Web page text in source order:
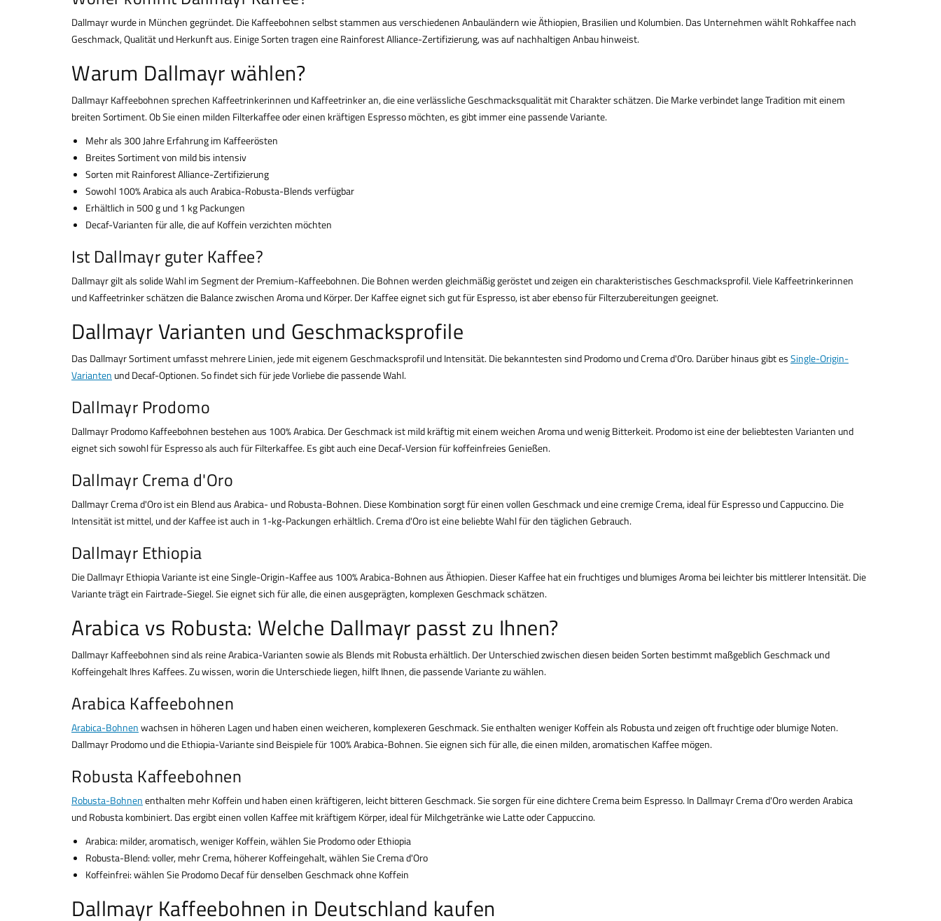
Dallmayr wurde in München gegründet. Die Kaffeebohnen selbst stammen aus verschiedenen Anbauländern wie Äthiopien, Brasilien und Kolumbien. Das Unternehmen wählt Rohkaffee nach
Geschmack, Qualität und Herkunft aus. Einige Sorten tragen eine Rainforest Alliance-Zertifizierung, was auf nachhaltigen Anbau hinweist.
Warum Dallmayr wählen?
Dallmayr Kaffeebohnen sprechen Kaffeetrinkerinnen und Kaffeetrinker an, die eine verlässliche Geschmacksqualität mit Charakter schätzen. Die Marke verbindet lange Tradition mit einem
breiten Sortiment. Ob Sie einen milden Filterkaffee oder einen kräftigen Espresso möchten, es gibt immer eine passende Variante.
Mehr als 300 Jahre Erfahrung im Kaffeerösten
Breites Sortiment von mild bis intensiv
Sorten mit Rainforest Alliance-Zertifizierung
Sowohl 100% Arabica als auch Arabica-Robusta-Blends verfügbar
Erhältlich in 500 g und 1 kg Packungen
Decaf-Varianten für alle, die auf Koffein verzichten möchten
Ist Dallmayr guter Kaffee?
Dallmayr gilt als solide Wahl im Segment der Premium-Kaffeebohnen. Die Bohnen werden gleichmäßig geröstet und zeigen ein charakteristisches Geschmacksprofil. Viele Kaffeetrinkerinnen
und Kaffeetrinker schätzen die Balance zwischen Aroma und Körper. Der Kaffee eignet sich gut für Espresso, ist aber ebenso für Filterzubereitungen geeignet.
Dallmayr Varianten und Geschmacksprofile
Das Dallmayr Sortiment umfasst mehrere Linien, jede mit eigenem Geschmacksprofil und Intensität. Die bekanntesten sind Prodomo und Crema d'Oro. Darüber hinaus gibt esSingle-Origin-
Varianten und Decaf-Optionen. So findet sich für jede Vorliebe die passende Wahl.
Dallmayr Prodomo
Dallmayr Prodomo Kaffeebohnen bestehen aus 100% Arabica. Der Geschmack ist mild kräftig mit einem weichen Aroma und wenig Bitterkeit. Prodomo ist eine der beliebtesten Varianten und
eignet sich sowohl für Espresso als auch für Filterkaffee. Es gibt auch eine Decaf-Version für koffeinfreies Genießen.
Dallmayr Crema d'Oro
Dallmayr Crema d'Oro ist ein Blend aus Arabica- und Robusta-Bohnen. Diese Kombination sorgt für einen vollen Geschmack und eine cremige Crema, ideal für Espresso und Cappuccino. Die
Intensität ist mittel, und der Kaffee ist auch in 1-kg-Packungen erhältlich. Crema d'Oro ist eine beliebte Wahl für den täglichen Gebrauch.
Dallmayr Ethiopia
Die Dallmayr Ethiopia Variante ist eine Single-Origin-Kaffee aus 100% Arabica-Bohnen aus Äthiopien. Dieser Kaffee hat ein fruchtiges und blumiges Aroma bei leichter bis mittlerer Intensität. Die
Variante trägt ein Fairtrade-Siegel. Sie eignet sich für alle, die einen ausgeprägten, komplexen Geschmack schätzen.
Arabica vs Robusta: Welche Dallmayr passt zu Ihnen?
Dallmayr Kaffeebohnen sind als reine Arabica-Varianten sowie als Blends mit Robusta erhältlich. Der Unterschied zwischen diesen beiden Sorten bestimmt maßgeblich Geschmack und
Koffeingehalt Ihres Kaffees. Zu wissen, worin die Unterschiede liegen, hilft Ihnen, die passende Variante zu wählen.
Arabica Kaffeebohnen
Arabica-Bohnenwachsen in höheren Lagen und haben einen weicheren, komplexeren Geschmack. Sie enthalten weniger Koffein als Robusta und zeigen oft fruchtige oder blumige Noten.
Dallmayr Prodomo und die Ethiopia-Variante sind Beispiele für 100% Arabica-Bohnen. Sie eignen sich für alle, die einen milden, aromatischen Kaffee mögen.
Robusta Kaffeebohnen
Robusta-Bohnenenthalten mehr Koffein und haben einen kräftigeren, leicht bitteren Geschmack. Sie sorgen für eine dichtere Crema beim Espresso. In Dallmayr Crema d'Oro werden Arabica
und Robusta kombiniert. Das ergibt einen vollen Kaffee mit kräftigem Körper, ideal für Milchgetränke wie Latte oder Cappuccino.
Arabica: milder, aromatisch, weniger Koffein, wählen Sie Prodomo oder Ethiopia
Robusta-Blend: voller, mehr Crema, höherer Koffeingehalt, wählen Sie Crema d'Oro
Koffeinfrei: wählen Sie Prodomo Decaf für denselben Geschmack ohne Koffein
Dallmayr Kaffeebohnen in Deutschland kaufen